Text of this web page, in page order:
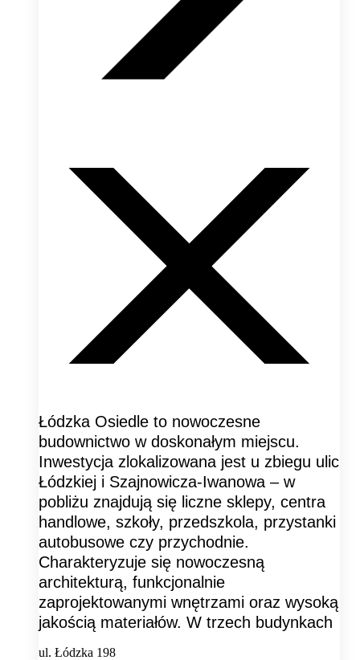
Łódzka Osiedle to nowoczesne
budownictwo w doskonałym miejscu.
Inwestycja zlokalizowana jest u zbiegu ulic
Łódzkiej i Szajnowicza-Iwanowa – w
pobliżu znajdują się liczne sklepy, centra
handlowe, szkoły, przedszkola, przystanki
autobusowe czy przychodnie.
Charakteryzuje się nowoczesną
architekturą, funkcjonalnie
zaprojektowanymi wnętrzami oraz wysoką
jakością materiałów. W trzech budynkach
ul. Łódzka 198